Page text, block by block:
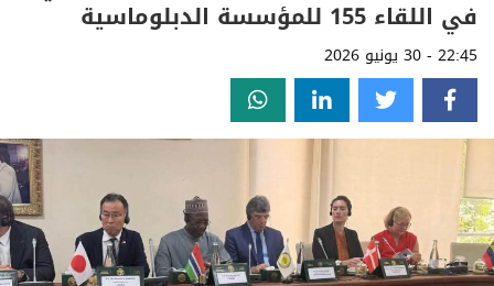
في اللقاء 155 للمؤسسة الدبلوماسية
22:45 - 30 يونيو 2026